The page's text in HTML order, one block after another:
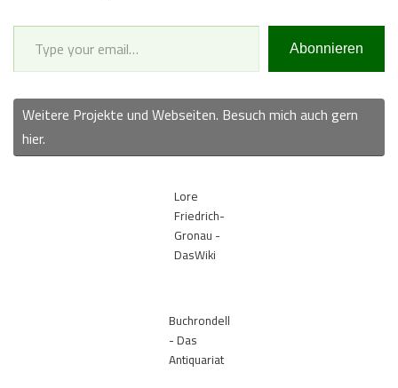
Type your email…
Abonnieren
Weitere Projekte und Webseiten. Besuch mich auch gern
hier.
Lore
Friedrich-
Gronau -
DasWiki
Buchrondell
- Das
Antiquariat